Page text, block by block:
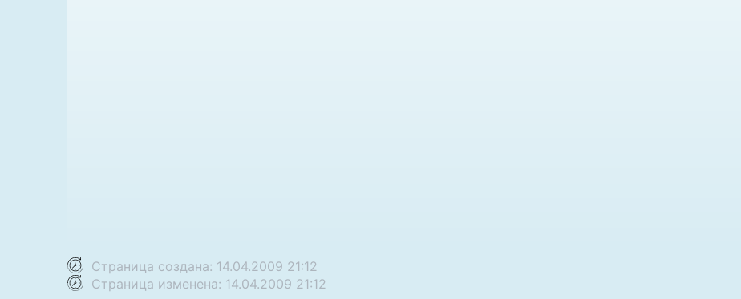
Страница создана: 14.04.2009 21:12
Страница изменена: 14.04.2009 21:12